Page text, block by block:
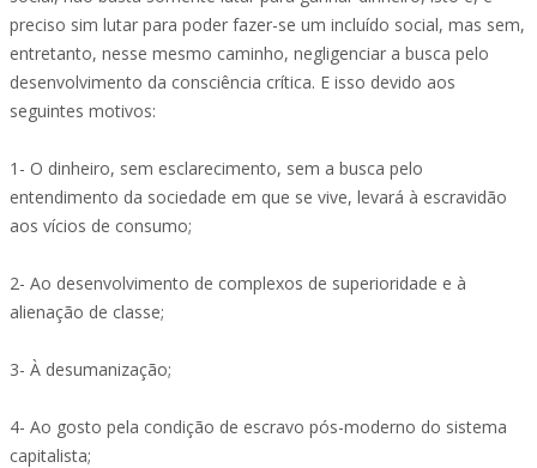
preciso sim lutar para poder fazer-se um incluído social, mas sem,
entretanto, nesse mesmo caminho, negligenciar a busca pelo
desenvolvimento da consciência crítica. E isso devido aos
seguintes motivos:
1- O dinheiro, sem esclarecimento, sem a busca pelo
entendimento da sociedade em que se vive, levará à escravidão
aos vícios de consumo;
2- Ao desenvolvimento de complexos de superioridade e à
alienação de classe;
3- À desumanização;
4- Ao gosto pela condição de escravo pós-moderno do sistema
capitalista;